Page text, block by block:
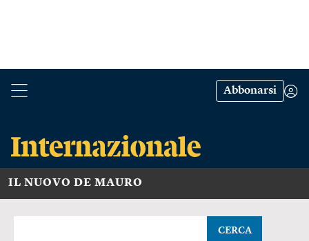
Abbonarsi
IL NUOVO DE MAURO
CERCA